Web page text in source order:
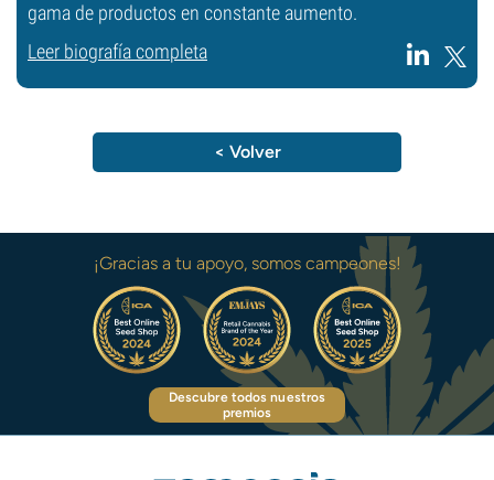
gama de productos en constante aumento.
Leer biografía completa
< Volver
¡Gracias a tu apoyo, somos campeones!
Descubre todos nuestros
premios